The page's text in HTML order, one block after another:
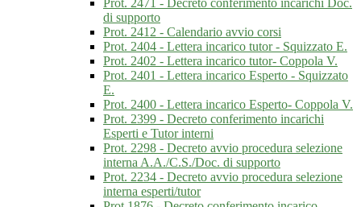
Prot. 2471 - Decreto conferimento incarichi Doc.
di supporto
Prot. 2412 - Calendario avvio corsi
Prot. 2404 - Lettera incarico tutor - Squizzato E.
Prot. 2402 - Lettera incarico tutor- Coppola V.
Prot. 2401 - Lettera incarico Esperto - Squizzato
E.
Prot. 2400 - Lettera incarico Esperto- Coppola V.
Prot. 2399 - Decreto conferimento incarichi
Esperti e Tutor interni
Prot. 2298 - Decreto avvio procedura selezione
interna A.A./C.S./Doc. di supporto
Prot. 2234 - Decreto avvio procedura selezione
interna esperti/tutor